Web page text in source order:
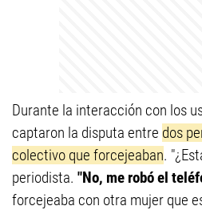
Durante la interacción con los
captaron la disputa entre dos
colectivo que forcejeaban.
periodista. "No, me robó el
forcejeaba con otra mujer que